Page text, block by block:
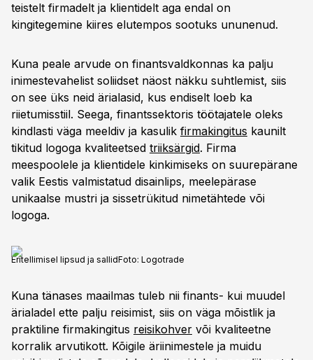
teistelt firmadelt ja klientidelt aga endal on
kingitegemine kiires elutempos sootuks ununenud.
Kuna peale arvude on finantsvaldkonnas ka palju
inimestevahelist soliidset näost näkku suhtlemist, siis
on see üks neid ärialasid, kus endiselt loeb ka
riietumisstiil. Seega, finantssektoris töötajatele oleks
kindlasti väga meeldiv ja kasulik firmakingitus kaunilt
tikitud logoga kvaliteetsed triiksärgid. Firma
meespoolele ja klientidele kinkimiseks on suurepärane
valik Eestis valmistatud disainlips, meelepärase
unikaalse mustri ja sissetrükitud nimetähtede või
logoga.
Eritellimisel lipsud ja sallidFoto: Logotrade
Kuna tänases maailmas tuleb nii finants- kui muudel
ärialadel ette palju reisimist, siis on väga mõistlik ja
praktiline firmakingitus reisikohver või kvaliteetne
korralik arvutikott. Kõigile äriinimestele ja muidu